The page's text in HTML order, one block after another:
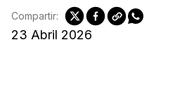
23 Abril 2026
Compartir: